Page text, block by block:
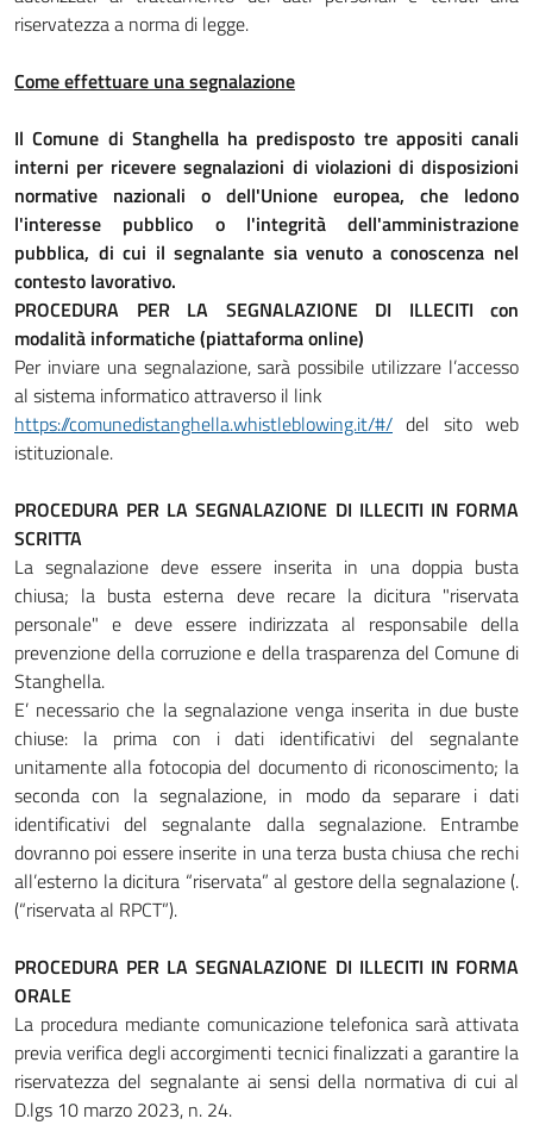
riservatezza a norma di legge.
Come effettuare una segnalazione
Il Comune di Stanghella ha predisposto tre appositi canali
interni per ricevere segnalazioni di violazioni di disposizioni
normative nazionali o dell'Unione europea, che ledono
l'interesse pubblico o l'integrità dell'amministrazione
pubblica, di cui il segnalante sia venuto a conoscenza nel
contesto lavorativo.
PROCEDURA PER LA SEGNALAZIONE DI ILLECITI con
modalità informatiche (piattaforma online)
Per inviare una segnalazione, sarà possibile utilizzare l’accesso
al sistema informatico attraverso il link
https://comunedistanghella.whistleblowing.it/#/ del sito web
istituzionale.
PROCEDURA PER LA SEGNALAZIONE DI ILLECITI IN FORMA
SCRITTA
La segnalazione deve essere inserita in una doppia busta
chiusa; la busta esterna deve recare la dicitura "riservata
personale" e deve essere indirizzata al responsabile della
prevenzione della corruzione e della trasparenza del Comune di
Stanghella.
E’ necessario che la segnalazione venga inserita in due buste
chiuse: la prima con i dati identificativi del segnalante
unitamente alla fotocopia del documento di riconoscimento; la
seconda con la segnalazione, in modo da separare i dati
identificativi del segnalante dalla segnalazione. Entrambe
dovranno poi essere inserite in una terza busta chiusa che rechi
all’esterno la dicitura “riservata” al gestore della segnalazione (.
(“riservata al RPCT”).
PROCEDURA PER LA SEGNALAZIONE DI ILLECITI IN FORMA
ORALE
La procedura mediante comunicazione telefonica sarà attivata
previa verifica degli accorgimenti tecnici finalizzati a garantire la
riservatezza del segnalante ai sensi della normativa di cui al
D.lgs 10 marzo 2023, n. 24.